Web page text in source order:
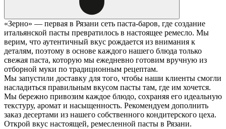
«Зерно» — первая в Рязани сеть паста-баров, где создание
итальянской пасты превратилось в настоящее ремесло. Мы
верим, что аутентичный вкус рождается из внимания к
деталям, поэтому в основе каждого нашего блюда только
свежая паста, которую мы ежедневно готовим вручную из
отборной муки по традиционным рецептам.
Мы запустили доставку для того, чтобы наши клиенты смогли
насладиться правильным вкусом пасты там, где им хочется.
Мы бережно привозим каждое блюдо, сохраняя его идеальную
текстуру, аромат и насыщенность. Рекомендуем дополнить
заказ десертами из нашего собственного кондитерского цеха.
Открой вкус настоящей, ремесленной пасты в Рязани.